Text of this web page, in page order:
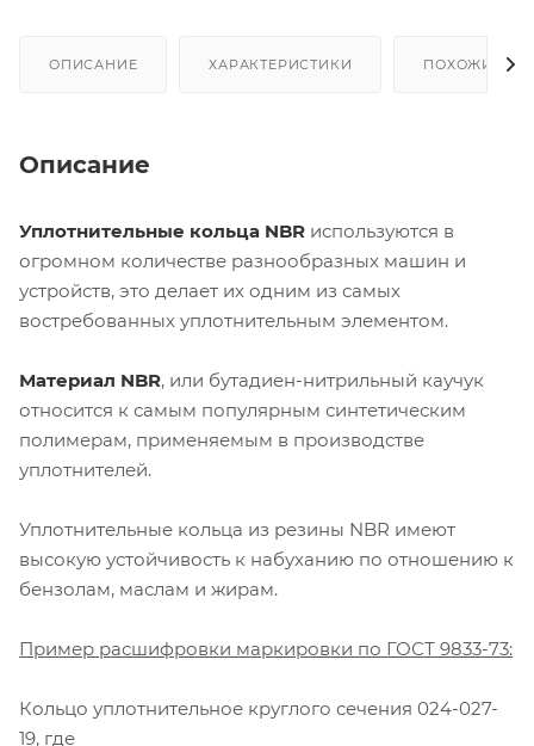
ОПИСАНИЕ ХАРАКТЕРИСТИКИ ПОХОЖИЕ
Описание
Уплотнительные кольца NBR используются в
огромном количестве разнообразных машин и
устройств, это делает их одним из самых
востребованных уплотнительным элементом.
Материал NBR, или бутадиен-нитрильный каучук
относится к самым популярным синтетическим
полимерам, применяемым в производстве
уплотнителей.
Уплотнительные кольца из резины NBR имеют
высокую устойчивость к набуханию по отношению к
бензолам, маслам и жирам.
Пример расшифровки маркировки по ГОСТ 9833-73:
Кольцо уплотнительное круглого сечения 024-027-
19, где